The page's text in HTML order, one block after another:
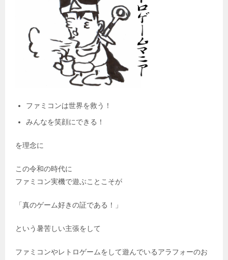
ファミコンは世界を救う！
みんなを笑顔にできる！
を理念に
この令和の時代に
ファミコン実機で遊ぶことこそが
「真のゲーム好きの証である！」
という暑苦しい主張をして
ファミコンやレトロゲームをして遊んでいるアラフォーのお